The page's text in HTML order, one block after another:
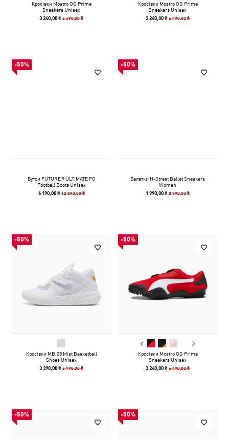
Кросівки Mostro OG Prime
Sneakers Unisex
3 240,00 ₴6 490,00 ₴
Кросівки Mostro OG Prime
Sneakers Unisex
3 240,00 ₴6 490,00 ₴
-50%
Бутси FUTURE 9 ULTIMATE FG
Football Boots Unisex
6 190,00 ₴ 12 390,00 ₴
-50%
Балетки H-Street Ballet Sneakers
Women
1 990,00 ₴3 990,00 ₴
-50%
Кросівки MB.05 Mist Basketball
Shoes Unisex
3 390,00 ₴6 790,00 ₴
-50%
Кросівки Mostro OG Prime
Sneakers Unisex
3 240,00 ₴6 490,00 ₴
-50% -50%